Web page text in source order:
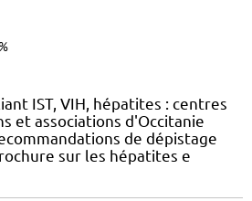
IST, VIH, hépatites : centres
et associations d'Occitanie
de dépistage
sur les hépatites e